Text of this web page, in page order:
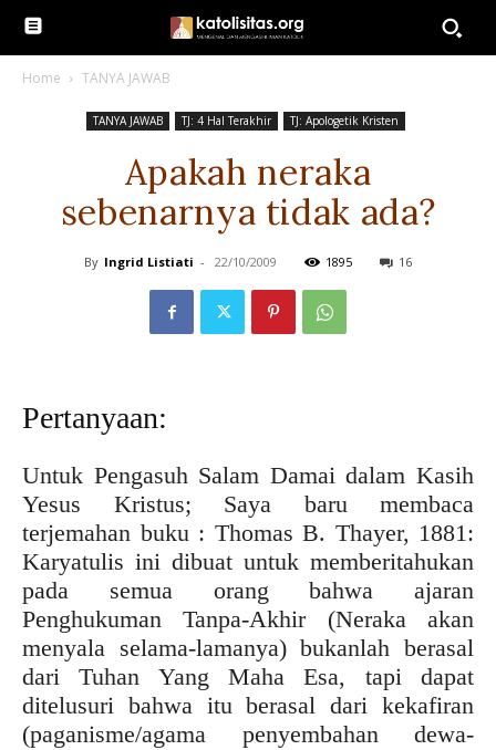
Home TANYA JAWAB
TANYA JAWAB TJ: 4 Hal Terakhir TJ: Apologetik Kristen
Apakah neraka
sebenarnya tidak ada?
By Ingrid Listiati - 22/10/2009 1895 16
Pertanyaan:
Untuk Pengasuh Salam Damai dalam Kasih
Yesus Kristus; Saya baru membaca
terjemahan buku : Thomas B. Thayer, 1881:
Karyatulis ini dibuat untuk memberitahukan
pada semua orang bahwa ajaran
Penghukuman Tanpa-Akhir (Neraka akan
menyala selama-lamanya) bukanlah berasal
dari Tuhan Yang Maha Esa, tapi dapat
ditelusuri bahwa itu berasal dari kekafiran
(paganisme/agama penyembahan dewa-